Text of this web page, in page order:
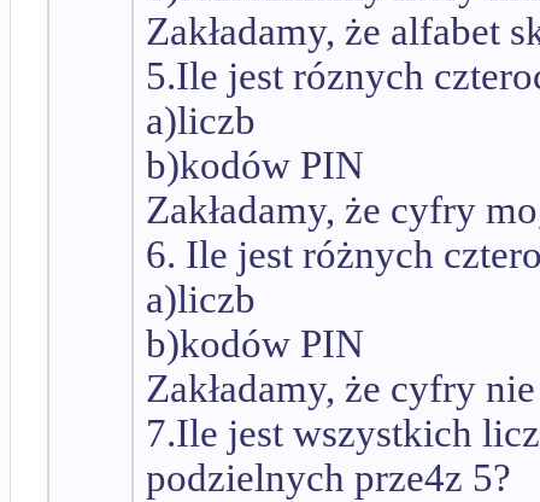
Zakładamy, że alfabet
5.Ile jest róznych
a)liczb
b)kodów PIN
Zakładamy, że cyfry
6. Ile jest różnych
a)liczb
b)kodów PIN
Zakładamy, że cyfry
7.Ile jest wszystkich
podzielnych prze4z 5?